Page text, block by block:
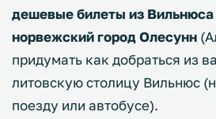
дешевые билеты из
норвежский город Олесунн
придумать как добраться из
литовскую столицу Вильнюс
поезду или автобусе).